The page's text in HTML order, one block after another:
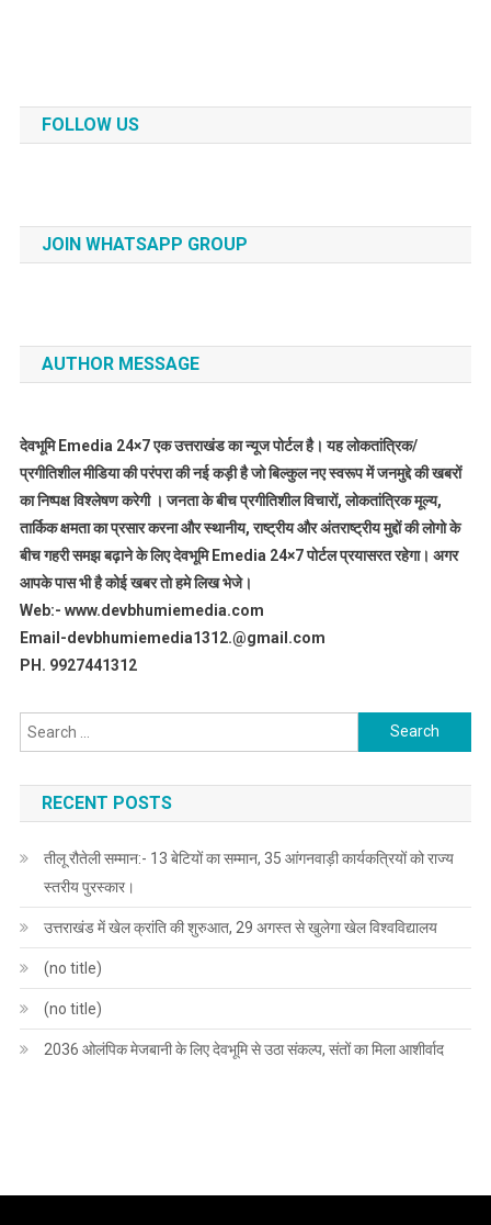
FOLLOW US
JOIN WHATSAPP GROUP
AUTHOR MESSAGE
देवभूमि Emedia 24×7 एक उत्तराखंड का न्यूज पोर्टल है। यह लोकतांत्रिक/
प्रगीतिशील मीडिया की परंपरा की नई कड़ी है जो बिल्कुल नए स्वरूप में जनमुद्दे की खबरों
का निष्पक्ष विश्लेषण करेगी । जनता के बीच प्रगीतिशील विचारों, लोकतांत्रिक मूल्य,
तार्किक क्षमता का प्रसार करना और स्थानीय, राष्ट्रीय और अंतराष्ट्रीय मुद्दों की लोगो के
बीच गहरी समझ बढ़ाने के लिए देवभूमि Emedia 24×7 पोर्टल प्रयासरत रहेगा। अगर
आपके पास भी है कोई खबर तो हमे लिख भेजे।
Web:- www.devbhumiemedia.com
Email-devbhumiemedia1312.@gmail.com
PH. 9927441312
Search
for:
RECENT POSTS
तीलू रौतेली सम्मान:- 13 बेटियों का सम्मान, 35 आंगनवाड़ी कार्यकत्रियों को राज्य
स्तरीय पुरस्कार।
उत्तराखंड में खेल क्रांति की शुरुआत, 29 अगस्त से खुलेगा खेल विश्वविद्यालय
(no title)
(no title)
2036 ओलंपिक मेजबानी के लिए देवभूमि से उठा संकल्प, संतों का मिला आशीर्वाद